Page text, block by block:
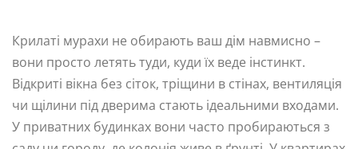
Крилаті мурахи не обирають ваш дім навмисно –
вони просто летять туди, куди їх веде інстинкт.
Відкриті вікна без сіток, тріщини в стінах, вентиляція
чи щілини під дверима стають ідеальними входами.
У приватних будинках вони часто пробираються з